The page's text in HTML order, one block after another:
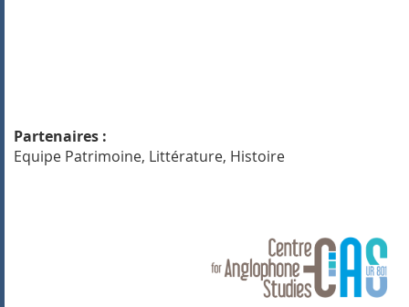
Partenaires :
Equipe Patrimoine, Littérature, Histoire